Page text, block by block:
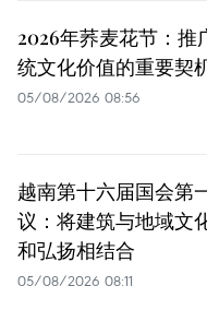
2026年荞麦花节：推
统文化价值的重要契
05/08/2026 08:56
越南第十六届国会第
议：将建筑与地域文
和弘扬相结合
05/08/2026 08:11